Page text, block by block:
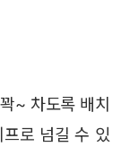
~ 차도록 배치
로 넘길 수 있